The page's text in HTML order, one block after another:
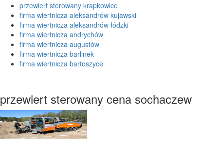
przewiert sterowany krapkowice
firma wiertnicza aleksandrów kujawski
firma wiertnicza aleksandrów łódzki
firma wiertnicza andrychów
firma wiertnicza augustów
firma wiertnicza barlinek
firma wiertnicza bartoszyce
przewiert sterowany cena sochaczew